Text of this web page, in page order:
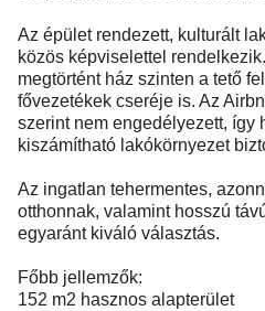
Az épület rendezett, kulturált
közös képviselettel
megtörtént ház szinten a tető
fővezetékek cseréje is. Az
szerint nem engedélyezett, így
kiszámítható lakókörnyezet
Az ingatlan tehermentes,
otthonnak, valamint hosszú
egyaránt kiváló választás.
Főbb jellemzők:
152 m2 hasznos alapterület